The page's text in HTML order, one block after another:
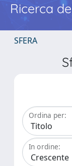
Ricerca
SFERA
Ordina per:
In ordine: